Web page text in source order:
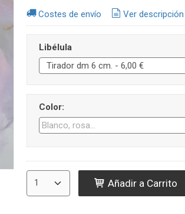
Costes de envío Ver descripción
Libélula
Color:
Añadir a Carrito